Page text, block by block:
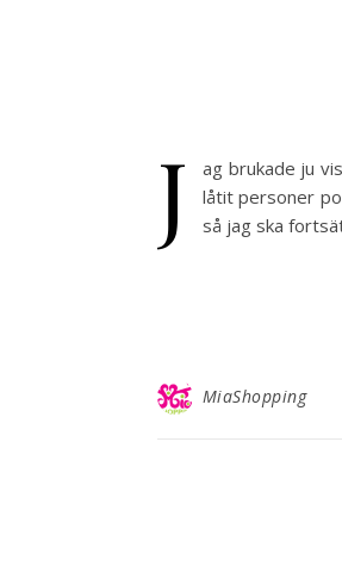
J
ag brukade ju
låtit personer
så jag ska
MiaShopping